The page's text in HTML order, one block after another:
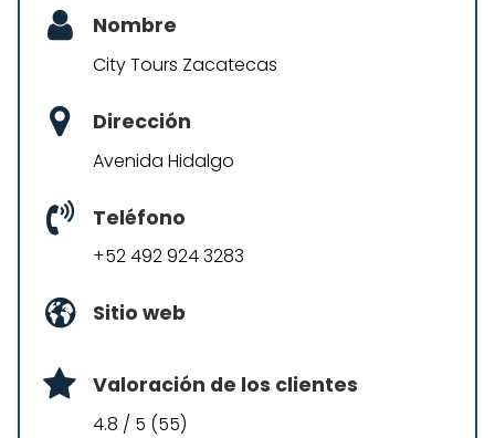
Nombre
City Tours Zacatecas
Dirección
Avenida Hidalgo
Teléfono
+52 492 924 3283
Sitio web
Valoración de los clientes
4.8 / 5 (55)